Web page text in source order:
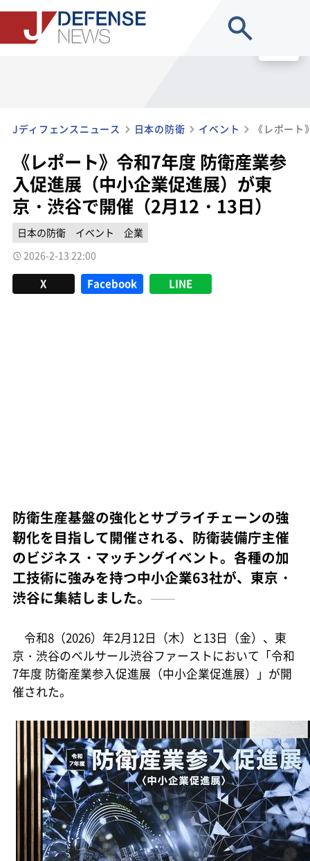
Jディフェンスニュース 日本の防衛 イベント
《レポート》令和7年度 防衛産業参
入促進展（中小企業促進展）が東
京・渋谷で開催（2月12・13日）
日本の防衛 イベント
企業
2026-2-13 22:00
X Facebook LINE
防衛生産基盤の強化とサプライチェーンの強
靭化を目指して開催される、防衛装備庁主催
のビジネス・マッチングイベント。各種の加
工技術に強みを持つ中小企業63社が、東京・
渋谷に集結しました。
令和8（2026）年2月12日（木）と13日（金）、東
京・渋谷のベルサール渋谷ファーストにおいて「令和
7年度 防衛産業参入促進展（中小企業促進展）」が開
催された。